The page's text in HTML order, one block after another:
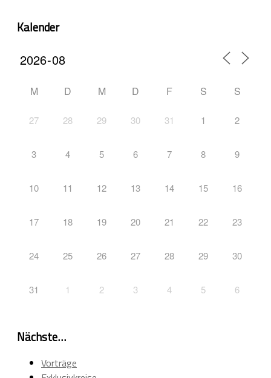
Kalender
M D M D F S S
27 28 29 30 31 1 2
3 4 5 6 7 8 9
10 11 12 13 14 15 16
17 18 19 20 21 22 23
24 25 26 27 28 29 30
31 1 2 3 4 5 6
Nächste…
Vorträge